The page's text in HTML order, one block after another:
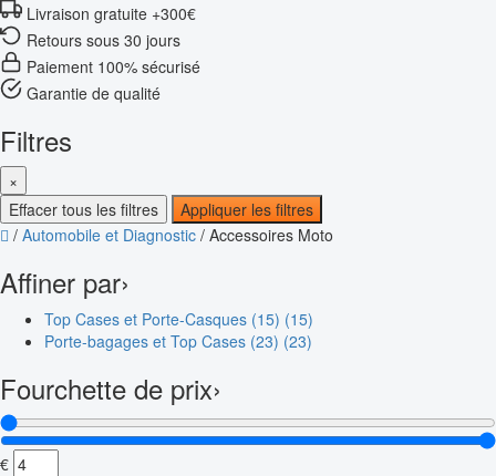
Livraison gratuite +300€
Retours sous 30 jours
Paiement 100% sécurisé
Garantie de qualité
Filtres
×
Effacer tous les filtres
Appliquer les filtres
/ Automobile et Diagnostic / Accessoires Moto
Affiner par›
Top Cases et Porte-Casques (15) (15)
Porte-bagages et Top Cases (23) (23)
Fourchette de prix›
€